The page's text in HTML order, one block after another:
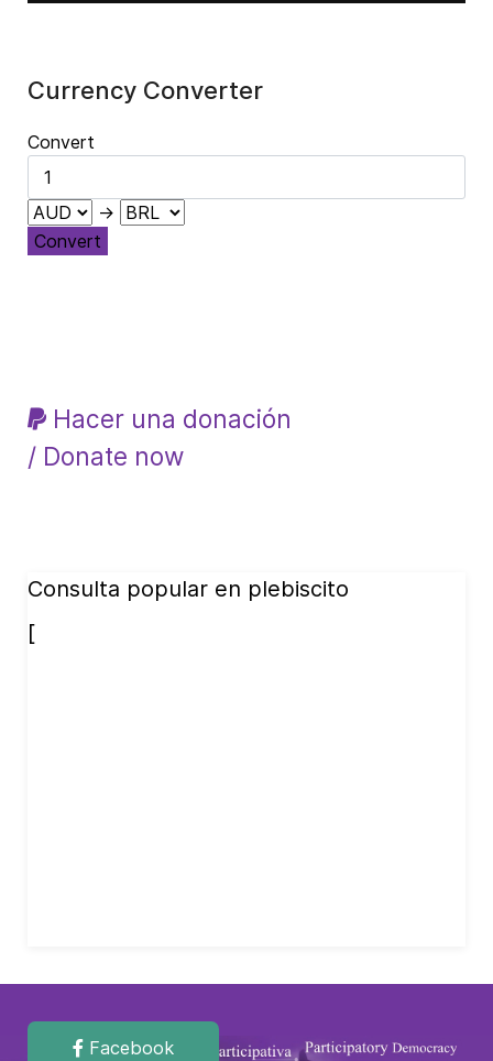
Currency Converter
Convert
→
Convert
Hacer una donación
/ Donate now
Consulta popular en plebiscito
[
Facebook